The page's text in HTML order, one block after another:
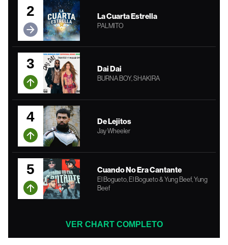
2 La Cuarta Estrella
PALMITO
3 Dai Dai
BURNA BOY, SHAKIRA
4 De Lejitos
Jay Wheeler
5 Cuando No Era Cantante
El Bogueto, El Bogueto & Yung Beef, Yung
Beef
VER CHART COMPLETO